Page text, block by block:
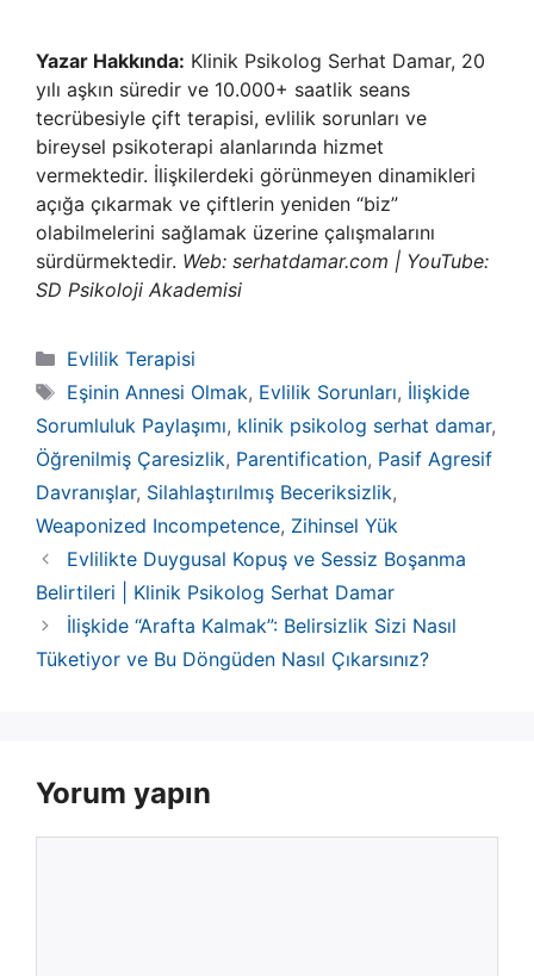
Yazar Hakkında: Klinik Psikolog Serhat Damar, 20
yılı aşkın süredir ve 10.000+ saatlik seans
tecrübesiyle çift terapisi, evlilik sorunları ve
bireysel psikoterapi alanlarında hizmet
vermektedir. İlişkilerdeki görünmeyen dinamikleri
açığa çıkarmak ve çiftlerin yeniden “biz”
olabilmelerini sağlamak üzerine çalışmalarını
sürdürmektedir. Web: serhatdamar.com | YouTube:
SD Psikoloji Akademisi
Kategoriler
Evlilik Terapisi
Etiketler
Eşinin Annesi Olmak, Evlilik Sorunları, İlişkide
Sorumluluk Paylaşımı, klinik psikolog serhat damar,
Öğrenilmiş Çaresizlik, Parentification, Pasif Agresif
Davranışlar, Silahlaştırılmış Beceriksizlik,
Weaponized Incompetence, Zihinsel Yük
Evlilikte Duygusal Kopuş ve Sessiz Boşanma
Belirtileri | Klinik Psikolog Serhat Damar
İlişkide “Arafta Kalmak”: Belirsizlik Sizi Nasıl
Tüketiyor ve Bu Döngüden Nasıl Çıkarsınız?
Yorum yapın